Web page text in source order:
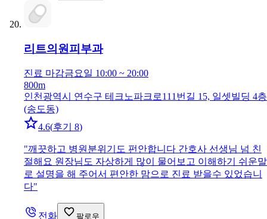
리트의원 피부과
진료 마감금요일 10:00 ~ 20:00
800m
인천광역시 연수구 테크노파크로111번길 15, 일셋빌딩 4층
(송도동)
4.6(후기 8)
"깨끗하고 병원분위기도 펀안합니다 간호사 선생님 넘 친
절해요 원장님도 자상하게 많이 물어보고 이해하기 쉬운말
로 설명을 해 주어서 편안한 맘으로 진료 받을수 있었습니
다"
전화 팔로우